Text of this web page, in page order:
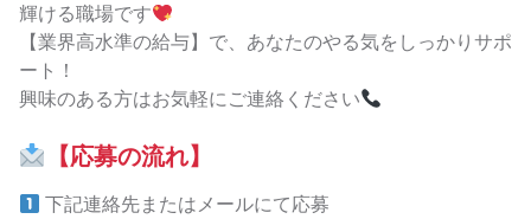
輝ける職場です
【業界高水準の給与】で、あなたのやる気をしっかりサポ
ート！
興味のある方はお気軽にご連絡ください
【応募の流れ】
下記連絡先またはメールにて応募